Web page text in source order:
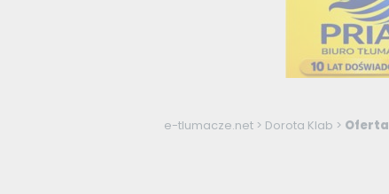
e-tlumacze.net> Dorota Klab >